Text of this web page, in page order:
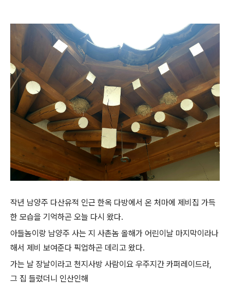
작년 남양주 다산유적 인근 한옥 다방에서 온 처마에 제비집 가득
한 모습을 기억하곤 오늘 다시 왔다.
아들놈이랑 남양주 사는 지 사촌놈 올해가 어린이날 마지막이라나
해서 제비 보여준다 픽업하곤 데리고 왔다.
가는 날 장날이라고 천지사방 사람이요 우주지간 카퍼레이드라,
그 집 들렀더니 인산인해